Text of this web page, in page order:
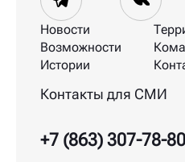
Контакты для СМИ
+7 (863) 307-78-80
Новости
Возможности
Истории